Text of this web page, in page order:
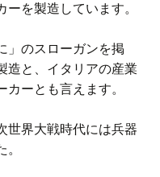
を製造しています。
」のスローガンを掲
造と、イタリアの産業
ーとも言えます。
世界大戦時代には兵器